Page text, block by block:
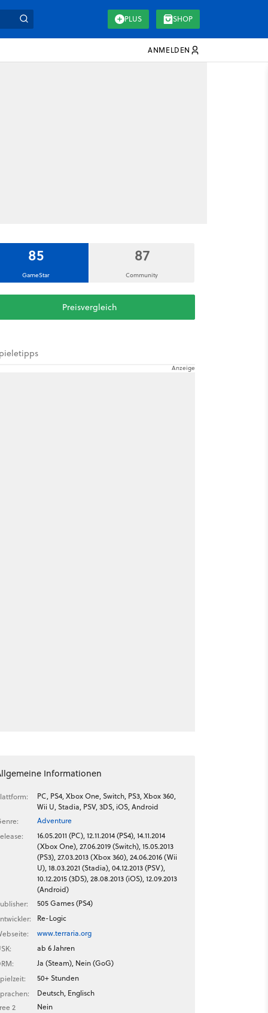
PLUS SHOP
ANMELDEN
85
GameStar
87
Community
Preisvergleich
Informationen
PC, PS4, Xbox One, Switch, PS3, Xbox 360,
Wii U, Stadia, PSV, 3DS, iOS, Android
Adventure
16.05.2011 (PC), 12.11.2014 (PS4), 14.11.2014
(Xbox One), 27.06.2019 (Switch), 15.05.2013
(PS3), 27.03.2013 (Xbox 360), 24.06.2016 (Wii
U), 18.03.2021 (Stadia), 04.12.2013 (PSV),
10.12.2015 (3DS), 28.08.2013 (iOS), 12.09.2013
(Android)
505 Games (PS4)
Re-Logic
www.terraria.org
ab 6 Jahren
Ja (Steam), Nein (GoG)
50+ Stunden
Deutsch, Englisch
2
Nein